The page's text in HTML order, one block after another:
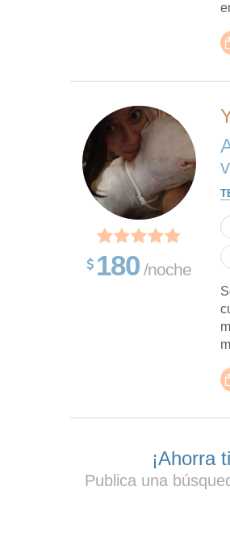
180 /noche
¡Ahorra
Publica una